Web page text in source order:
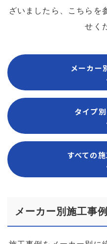
ざいましたら、こちらを
せく
メーカー
タイプ
すべての
メーカー別施工事